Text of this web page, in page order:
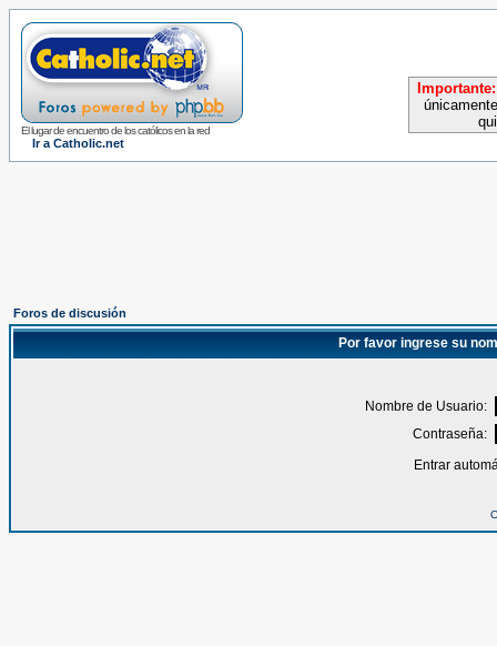
El lugar de encuentro de los católicos en la red
Ir a Catholic.net
Importante:
Foros de discusión
Por favor ingrese su
Nombre de Usuario:
Contraseña:
Entrar